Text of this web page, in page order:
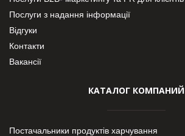
Послуги з надання інформації
Відгуки
Контакти
Вакансії
КАТАЛОГ КОМПАНИЙ
Постачальники продуктів харчування